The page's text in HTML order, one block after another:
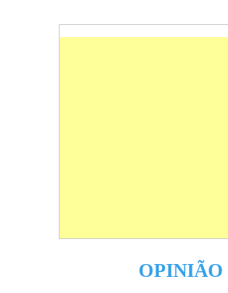
OPINIÃO